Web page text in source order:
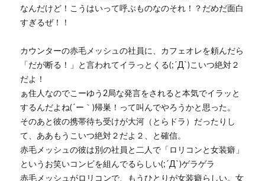
なんだけど！こうはいって呼ぶものなのそれ！？だめだ面白
すぎるぜ！！
カウンターの赤毛メッシュの社員に、カフェオレを頼んだら
「だが断る！」と言われてイラっとくる(;´Д`)こいつ絶対２
だよ！
ぁ住人なのでこーゆう2局な発言をされると本気でイラッと
するんだよね(´ー｀)帰巣！って叫んでやろうかと思った。
そのあと彼の携帯待ち受けが大河（とらドラ）だったりし
て、ああもうこいつ絶対２だよ２、と確信。
赤毛メッシュの彼は別の社員と二人で「ロリコンと女装癖」
というお笑いコンビを組んでるらしい(;´Д`)ゲラゲラ
赤毛メッシュがロリコンで、もうひとりが女装癖らしい。女